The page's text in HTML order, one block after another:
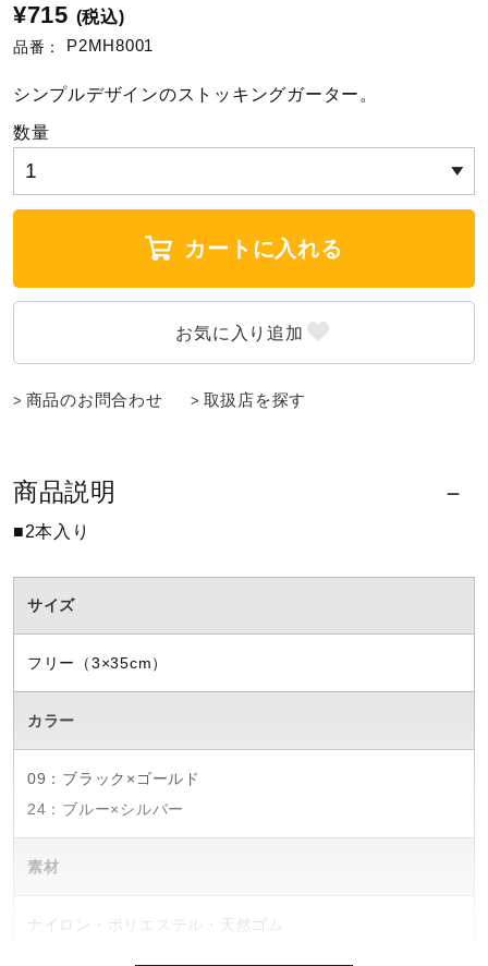
テニス／ソフトテニス
バドミントン
ソフトボール
ウィンタースポーツ
ワーキング
ウォーキングシューズ
インナー
¥715 (税込)
品番： P2MH8001
シンプルデザインのストッキングガーター。
数量
カートに入れる
商品のお問合わせ 取扱店を探す
商品説明
■2本入り
サイズ
フリー（3×35cm）
カラー
09：ブラック×ゴールド
24：ブルー×シルバー
素材
ナイロン・ポリエステル・天然ゴム